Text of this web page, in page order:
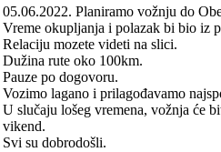
05.06.2022. Planiramo vožnju do
Vreme okupljanja i polazak bi bio iz
Relaciju mozete videti na slici.
Dužina rute oko 100km.
Pauze po dogovoru.
Vozimo lagano i prilagođavamo
U slučaju lošeg vremena, vožnja će
vikend.
Svi su dobrodošli.